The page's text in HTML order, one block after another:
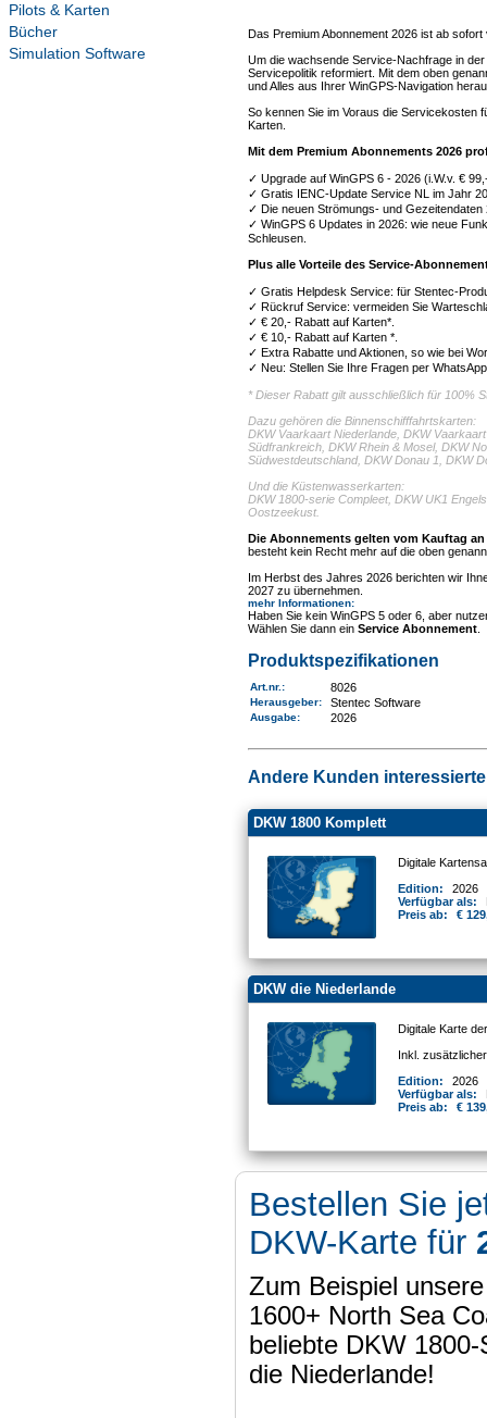
Pilots & Karten
Bücher
Simulation Software
Das Premium Abonnement 2026 ist ab sofort
Um die wachsende Service-Nachfrage in
Servicepolitik reformiert. Mit dem oben
und Alles aus Ihrer WinGPS-Navigation
So kennen Sie im Voraus die Servicekosten
Karten.
Mit dem Premium Abonnements 2026
✓ Upgrade auf WinGPS 6 - 2026 (i.W.v. €
✓ Gratis IENC-Update Service NL im Jahr
✓ Die neuen Strömungs- und
✓ WinGPS 6 Updates in 2026: wie neue
Schleusen.
Plus alle Vorteile des Service-
✓ Gratis Helpdesk Service: für Stentec-
✓ Rückruf Service: vermeiden Sie
✓ € 20,- Rabatt auf Karten*.
✓ € 10,- Rabatt auf Karten *.
✓ Extra Rabatte und Aktionen, so wie bei
✓ Neu: Stellen Sie Ihre Fragen per
* Dieser Rabatt gilt ausschließlich für 100%
Dazu gehören die Binnenschifffahrtskarten:
DKW Vaarkaart Niederlande, DKW
Südfrankreich, DKW Rhein & Mosel, DKW
Südwestdeutschland, DKW Donau 1, DKW
Und die Küstenwasserkarten:
DKW 1800-serie Compleet, DKW UK1
Oostzeekust.
Die Abonnements gelten vom Kauftag
besteht kein Recht mehr auf die oben
Im Herbst des Jahres 2026 berichten wir
2027 zu übernehmen.
mehr Informationen:
Haben Sie kein WinGPS 5 oder 6, aber
Wählen Sie dann ein Service Abonnement.
Produktspezifikationen
Art.nr. : 8026
Herausgeber: Stentec Software
Ausgabe: 2026
Andere Kunden
DKW 1800 Komplett
Digitale
Edition:
2026
Verfügbar als:
Preis ab:
€
DKW die Niederlande
Digitale Karte
Inkl.
Edition:
2026
Verfügbar als:
Preis ab:
€
Bestellen Sie
DKW-Karte für
Zum Beispiel
1600+ North Sea
beliebte DKW
die Niederlande!